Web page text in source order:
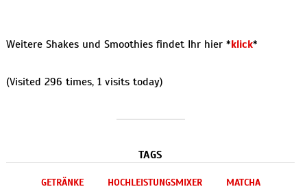
Weitere Shakes und Smoothies findet Ihr hier *klick*
(Visited 296 times, 1 visits today)
TAGS
GETRÄNKE HOCHLEISTUNGSMIXER
MATCHA